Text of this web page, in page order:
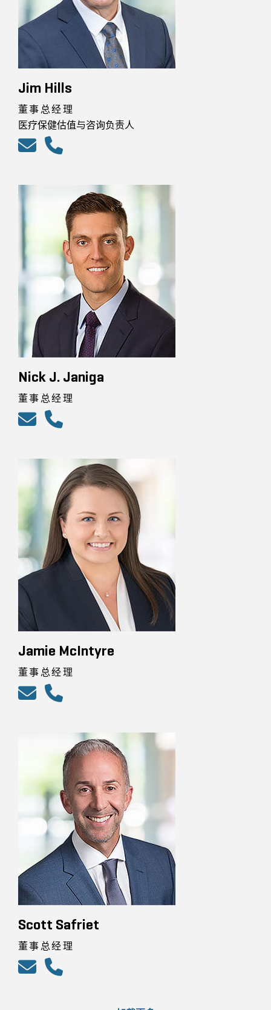
Jim Hills
董事总经理
医疗保健估值与咨询负责人
Nick J. Janiga
董事总经理
Jamie McIntyre
董事总经理
Scott Safriet
董事总经理